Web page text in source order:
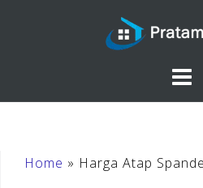
Home » Harga Atap